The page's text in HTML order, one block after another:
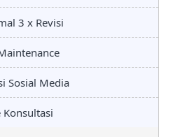
3 x Revisi
Sosial Media
Konsultasi